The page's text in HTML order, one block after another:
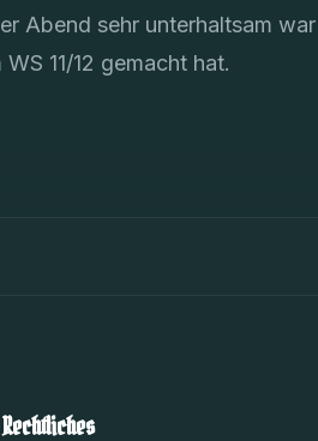
Abend sehr unterhaltsam
11/12 gemacht hat.
Rechtliches